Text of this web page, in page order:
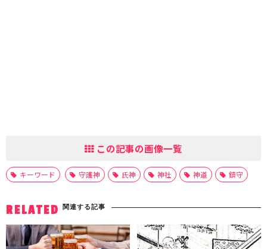
この記事の画像一覧
キーワード 守護神 氏神 神社 神道 鎮守
RELATED 関連する記事